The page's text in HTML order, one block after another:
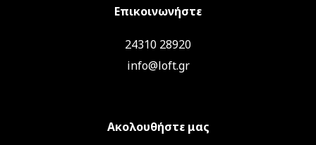
Επικοινωνήστε
24310 28920
info@loft.gr
Ακολουθήστε μας